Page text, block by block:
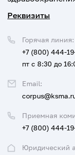
Реквизиты
Юридический
Приемная
+7 (800) 444-
Горячая линия:
+7 (800) 444-
пт с 8:30 до
Email: